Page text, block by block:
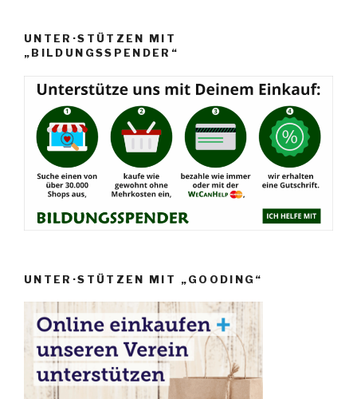
UNTER·STÜTZEN MIT
„BILDUNGSSPENDER“
UNTER·STÜTZEN MIT „GOODING“